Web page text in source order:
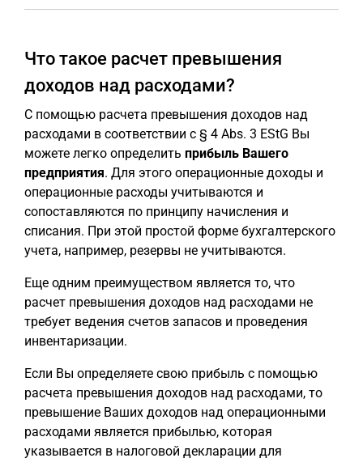
Что такое расчет превышения
доходов над расходами?
С помощью расчета превышения доходов над
расходами в соответствии с § 4 Abs. 3 EStG Вы
можете легко определить прибыль Вашего
предприятия. Для этого операционные доходы и
операционные расходы учитываются и
сопоставляются по принципу начисления и
списания. При этой простой форме бухгалтерского
учета, например, резервы не учитываются.
Еще одним преимуществом является то, что
расчет превышения доходов над расходами не
требует ведения счетов запасов и проведения
инвентаризации.
Если Вы определяете свою прибыль с помощью
расчета превышения доходов над расходами, то
превышение Ваших доходов над операционными
расходами является прибылью, которая
указывается в налоговой декларации для